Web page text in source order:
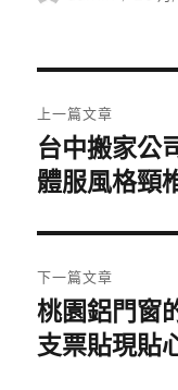
章
導
覽
上一篇文章
上
一
文
章:
台中搬家公
體服風格頸
下一篇文章
下
一
桃園鋁門窗
支票貼現貼